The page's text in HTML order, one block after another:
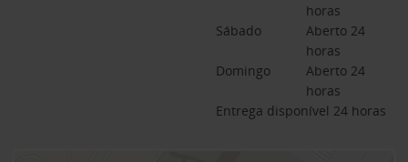
horas
Sábado
Aberto 24
horas
Domingo
Aberto 24
horas
Entrega disponível 24 horas